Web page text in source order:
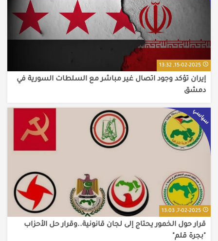
15-02-2025, 13:32
إيران تؤكد وجود اتصال غير مباشر مع السلطات السورية في
دمشق
سياسي
7-02-2025, 13:03
قرار حول الخمور يحتاج إلى لجان قانونية..وقرار حل الأحزاب
"بجرة قلم"